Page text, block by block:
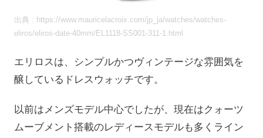
出典 : https://www.mauricelacroix.com/jp_ja/watches/watches-
eliros/eliros-date-40mm/EL1118-SS001-311-1.html
エリロスは、シンプルかつヴィンテージな雰囲気を
醸しているドレスウォッチです。
以前はメンズモデル中心でしたが、現在はクォーツ
ムーブメント搭載のレディースモデルも多くライン